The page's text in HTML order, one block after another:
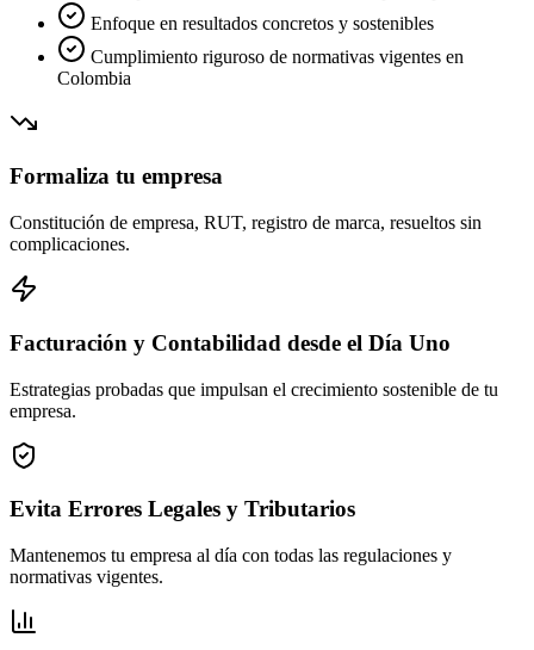
Enfoque en resultados concretos y sostenibles
Cumplimiento riguroso de normativas vigentes en
Colombia
Formaliza tu empresa
Constitución de empresa, RUT, registro de marca, resueltos sin
complicaciones.
Facturación y Contabilidad desde el Día Uno
Estrategias probadas que impulsan el crecimiento sostenible de tu
empresa.
Evita Errores Legales y Tributarios
Mantenemos tu empresa al día con todas las regulaciones y
normativas vigentes.